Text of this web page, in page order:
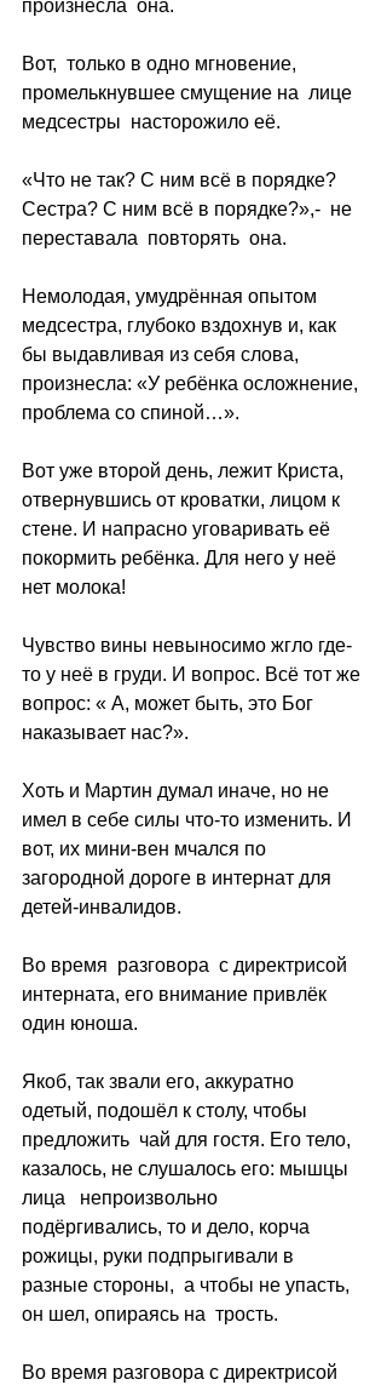
произнесла  она.
Вот,  только в одно мгновение,
промелькнувшее смущение на  лице
медсестры  насторожило её.
«Что не так? С ним всё в порядке?
Сестра? С ним всё в порядке?»,-  не
переставала  повторять  она.
Немолодая, умудрённая опытом
медсестра, глубоко вздохнув и, как
бы выдавливая из себя слова,
произнесла: «У ребёнка осложнение,
проблема со спиной…».
Вот уже второй день, лежит Криста,
отвернувшись от кроватки, лицом к
стене. И напрасно уговаривать её
покормить ребёнка. Для него у неё
нет молока!
Чувство вины невыносимо жгло где-
то у неё в груди. И вопрос. Всё тот же
вопрос: « А, может быть, это Бог
наказывает нас?».
Хоть и Мартин думал иначе, но не
имел в себе силы что-то изменить. И
вот, их мини-вен мчался по
загородной дороге в интернат для
детей-инвалидов.
Во время  разговора  с директрисой
интерната, его внимание привлёк
один юноша.
Якоб, так звали его, аккуратно
одетый, подошёл к столу, чтобы
предложить  чай для гостя. Его тело,
казалось, не слушалось его: мышцы
лица   непроизвольно
подёргивались, то и дело, корча
рожицы, руки подпрыгивали в
разные стороны,  а чтобы не упасть,
он шел, опираясь на  трость.
Во время разговора с директрисой